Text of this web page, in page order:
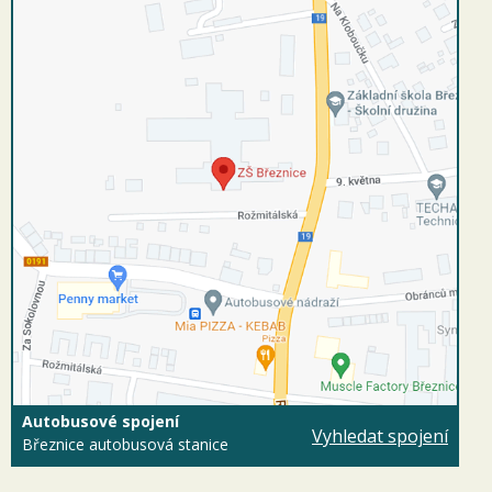
Autobusové spojení
Březnice autobusová stanice
Vyhledat spojení